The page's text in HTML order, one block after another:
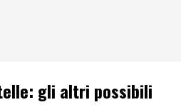
gli altri possibili